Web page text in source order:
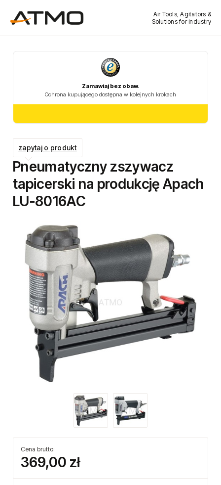
Air Tools, Agitators &
Solutions for industry
Pneumatyczny zszywacz
tapicerski na produkcję Apach
LU-8016AC
Cena brutto:
369,00 zł
zapytaj o produkt